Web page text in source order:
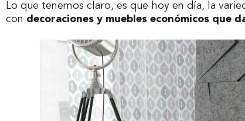
Lo que tenemos claro, es que hoy en día, la
con decoraciones y muebles económicos que